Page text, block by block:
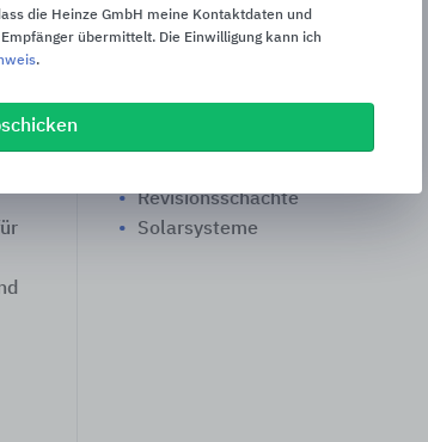
Beliebte Suchen
Revisionsschächte
Solarsysteme
die Heinze GmbH meine Kontaktdaten und
übermittelt. Die Einwilligung kann ich
.